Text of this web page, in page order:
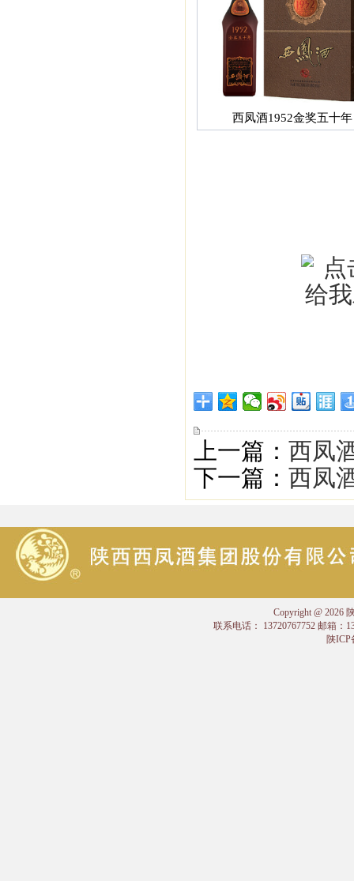
西凤酒1952金奖五十年
上一篇： 西凤
下一篇： 西凤
Copyright @ 2026
联系电话： 13720767752 邮箱：
陕ICP